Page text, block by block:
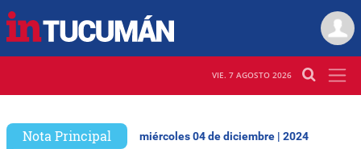
VIE. 7 AGOSTO 2026
Nota Principal miércoles 04 de diciembre | 2024